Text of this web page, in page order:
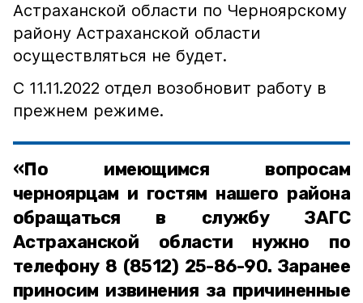
Астраханской области по Черноярскому
району Астраханской области
осуществляться не будет.
С 11.11.2022 отдел возобновит работу в
прежнем режиме.
«По имеющимся вопросам
черноярцам и гостям нашего района
обращаться в службу ЗАГС
Астраханской области нужно по
телефону 8 (8512) 25-86-90. Заранее
приносим извинения за причиненные